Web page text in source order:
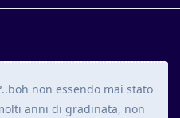
non essendo mai stato
anni di gradinata, non